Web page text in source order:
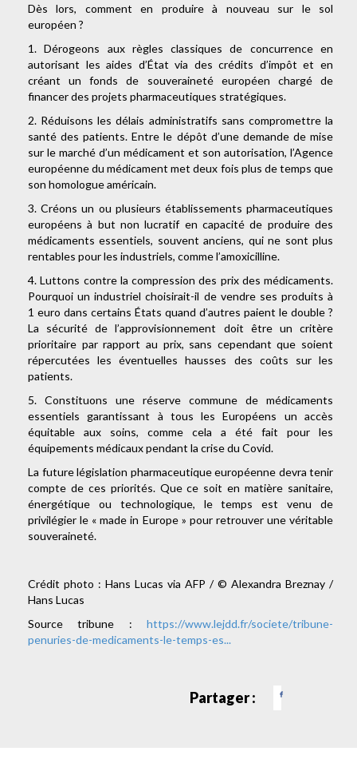
Dès lors, comment en produire à nouveau sur le sol
européen ?
1. Dérogeons aux règles classiques de concurrence en
autorisant les aides d’État via des crédits d’impôt et en
créant un fonds de souveraineté européen chargé de
financer des projets pharmaceutiques stratégiques.
2. Réduisons les délais administratifs sans compromettre la
santé des patients. Entre le dépôt d’une demande de mise
sur le marché d’un médicament et son autorisation, l’Agence
européenne du médicament met deux fois plus de temps que
son homologue américain.
3. Créons un ou plusieurs établissements pharmaceutiques
européens à but non lucratif en capacité de produire des
médicaments essentiels, souvent anciens, qui ne sont plus
rentables pour les industriels, comme l’amoxicilline.
4. Luttons contre la compression des prix des médicaments.
Pourquoi un industriel choisirait-il de vendre ses produits à
1 euro dans certains États quand d’autres paient le double ?
La sécurité de l’approvisionnement doit être un critère
prioritaire par rapport au prix, sans cependant que soient
répercutées les éventuelles hausses des coûts sur les
patients.
5. Constituons une réserve commune de médicaments
essentiels garantissant à tous les Européens un accès
équitable aux soins, comme cela a été fait pour les
équipements médicaux pendant la crise du Covid.
La future législation pharmaceutique européenne devra tenir
compte de ces priorités. Que ce soit en matière sanitaire,
énergétique ou technologique, le temps est venu de
privilégier le « made in Europe » pour retrouver une véritable
souveraineté.
Crédit photo : Hans Lucas via AFP / © Alexandra Breznay /
Hans Lucas
Source tribune : https://www.lejdd.fr/societe/tribune-
penuries-de-medicaments-le-temps-es...
Partager :